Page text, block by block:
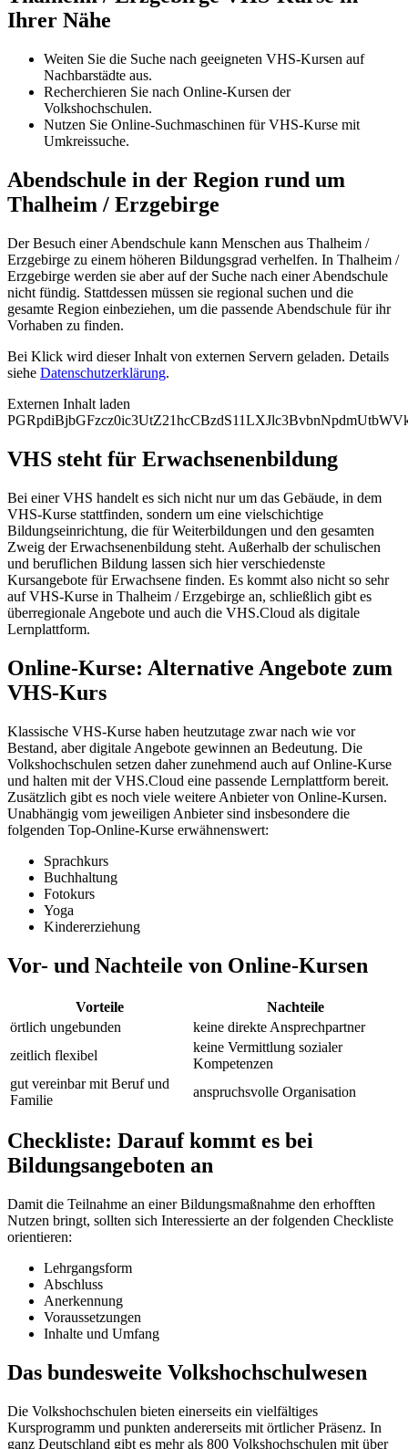
Ihrer Nähe
Weiten Sie die Suche nach geeigneten VHS-Kursen auf
Nachbarstädte aus.
Recherchieren Sie nach Online-Kursen der
Volkshochschulen.
Nutzen Sie Online-Suchmaschinen für VHS-Kurse mit
Umkreissuche.
Abendschule in der Region rund um
Thalheim / Erzgebirge
Der Besuch einer Abendschule kann Menschen aus Thalheim /
Erzgebirge zu einem höheren Bildungsgrad verhelfen. In Thalheim /
Erzgebirge werden sie aber auf der Suche nach einer Abendschule
nicht fündig. Stattdessen müssen sie regional suchen und die
gesamte Region einbeziehen, um die passende Abendschule für ihr
Vorhaben zu finden.
Bei Klick wird dieser Inhalt von externen Servern geladen. Details
siehe Datenschutzerklärung.
Externen Inhalt laden
VHS steht für Erwachsenenbildung
Bei einer VHS handelt es sich nicht nur um das Gebäude, in dem
VHS-Kurse stattfinden, sondern um eine vielschichtige
Bildungseinrichtung, die für Weiterbildungen und den gesamten
Zweig der Erwachsenenbildung steht. Außerhalb der schulischen
und beruflichen Bildung lassen sich hier verschiedenste
Kursangebote für Erwachsene finden. Es kommt also nicht so sehr
auf VHS-Kurse in Thalheim / Erzgebirge an, schließlich gibt es
überregionale Angebote und auch die VHS.Cloud als digitale
Lernplattform.
Online-Kurse: Alternative Angebote zum
VHS-Kurs
Klassische VHS-Kurse haben heutzutage zwar nach wie vor
Bestand, aber digitale Angebote gewinnen an Bedeutung. Die
Volkshochschulen setzen daher zunehmend auch auf Online-Kurse
und halten mit der VHS.Cloud eine passende Lernplattform bereit.
Zusätzlich gibt es noch viele weitere Anbieter von Online-Kursen.
Unabhängig vom jeweiligen Anbieter sind insbesondere die
folgenden Top-Online-Kurse erwähnenswert:
Sprachkurs
Buchhaltung
Fotokurs
Yoga
Kindererziehung
Vor- und Nachteile von Online-Kursen
Vorteile
Nachteile
örtlich ungebunden
keine direkte Ansprechpartner
zeitlich flexibel
keine Vermittlung sozialer
Kompetenzen
gut vereinbar mit Beruf und
Familie
anspruchsvolle Organisation
Checkliste: Darauf kommt es bei
Bildungsangeboten an
Damit die Teilnahme an einer Bildungsmaßnahme den erhofften
Nutzen bringt, sollten sich Interessierte an der folgenden Checkliste
orientieren:
Lehrgangsform
Abschluss
Anerkennung
Voraussetzungen
Inhalte und Umfang
Das bundesweite Volkshochschulwesen
Die Volkshochschulen bieten einerseits ein vielfältiges
Kursprogramm und punkten andererseits mit örtlicher Präsenz. In
ganz Deutschland gibt es mehr als 800 Volkshochschulen mit über